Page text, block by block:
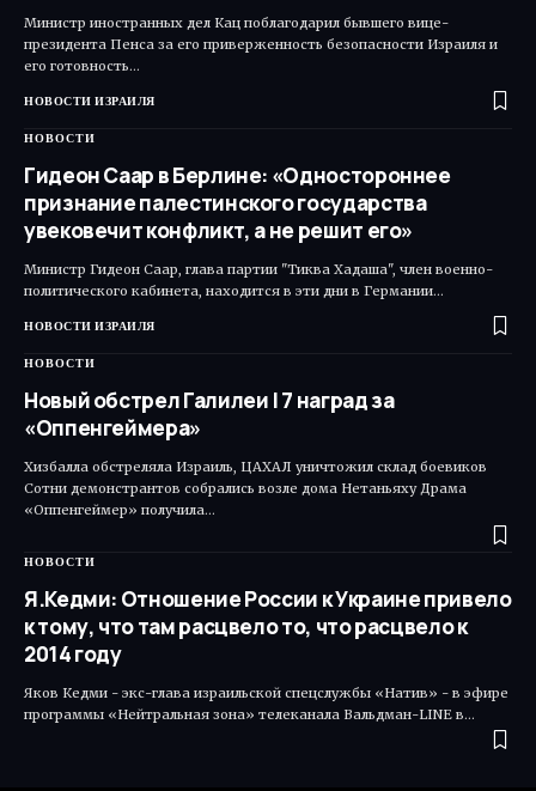
Министр иностранных дел Кац поблагодарил бывшего вице-
президента Пенса за его приверженность безопасности Израиля и
его готовность…
НОВОСТИ ИЗРАИЛЯ
НОВОСТИ
Гидеон Саар в Берлине: «Одностороннее
признание палестинского государства
увековечит конфликт, а не решит его»
Министр Гидеон Саар, глава партии "Тиква Хадаша", член военно-
политического кабинета, находится в эти дни в Германии…
НОВОСТИ ИЗРАИЛЯ
НОВОСТИ
Новый обстрел Галилеи | 7 наград за
«Оппенгеймера»
Хизбалла обстреляла Израиль, ЦАХАЛ уничтожил склад боевиков
Сотни демонстрантов собрались возле дома Нетаньяху Драма
«Оппенгеймер» получила…
НОВОСТИ
Я.Кедми: Отношение России к Украине привело
к тому, что там расцвело то, что расцвело к
2014 году
Яков Кедми - экс-глава израильской спецслужбы «Натив» - в эфире
программы «Нейтральная зона» телеканала Вальдман-LINE в…